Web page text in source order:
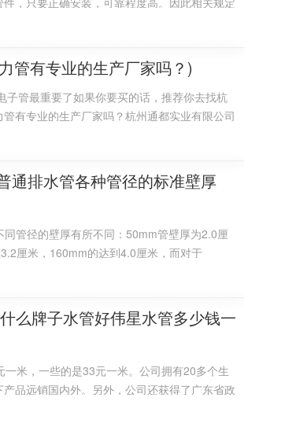
性。
所使用的助剂的研发，pvc助剂性能的
要求，比如：更高的耐热性能和抗老化
外压力，通常这种管材没有承受内压的能
为“HDPE”。HDPE是一种结晶度高、非极性
透明状。PE具有优良的耐大多数生活和工业
（浓硝酸），芳香烃（二甲苯）和卤化烃
。HDPE具有很好的电性能，特别是绝缘介
击性，在常温甚至在-40F低温度下均如此。
重为0.941~0.960，柔软而且有韧性，但比
式连接工艺较复杂，推接时易产生堆料缺陷
用时，长期有可能会造成管壁的错位，最终造
管有专业的生产厂家吗？)
子管最重要了如果你要买的话，推荐你去找杭
有专业的生产厂家吗？杭州通都实业有限公司
生产电力管的厂家，技术力量雄厚，产品规格
通排水管各种管径的标准壁厚
管径的壁厚有所不同：50mm管壁厚为2.0厘
厘米，160mm的达到4.0厘米，而对于
见的PVC水管尺寸分别是4分，管径外径是
径外径尺寸是60mm。这是几种常见的PVC水
么牌子水管好伟星水管多少钱一
米，一些的是33元一米。公司拥有20多个生
品远销国内外。另外，公司还获得了广东省政
地，服务网络遍及全国。公司产品还被应用